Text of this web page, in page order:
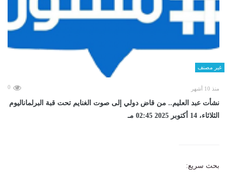
غير مصنف
منذ 10 أشهر 0
نشأت عبد العليم.. من قاض دولي إلى صوت الغنايم تحت قبة البرلماناليوم
الثلاثاء، 14 أكتوبر 2025 02:45 مـ
بحث سريع: